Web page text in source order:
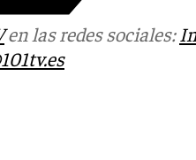
en las redes sociales: